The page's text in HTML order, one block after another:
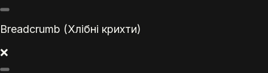
Breadcrumb (Хлібні крихти)
❌